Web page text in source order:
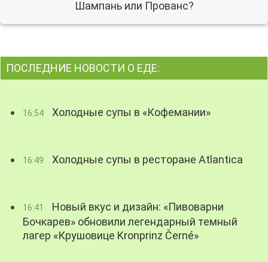
Шампань или Прованс?
ПОСЛЕДНИЕ НОВОСТИ О ЕДЕ:
16:54 Холодные супы в «Кофемании»
16:49 Холодные супы в ресторане Atlantica
16:41
Новый вкус и дизайн: «Пивоварни
Бочкарев» обновили легендарный темный
лагер «Крушовице Kronprinz Černé»